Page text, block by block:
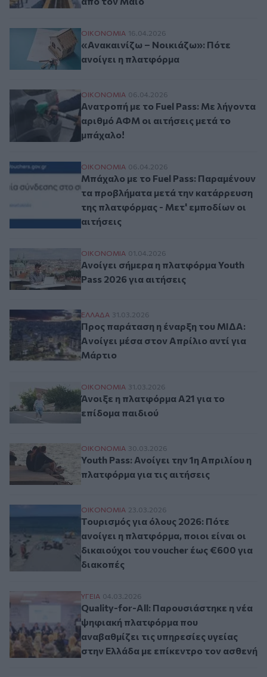
«Ανακαινίζω – Νοικιάζω»: Πότε ανοίγει
ΟΙΚΟΝΟΜΙΑ 16.04.2026
«Ανακαινίζω – Νοικιάζω»: Πότε
ανοίγει η πλατφόρμα
Ανατροπή με το Fuel Pass: Με λήγοντα
ΟΙΚΟΝΟΜΙΑ 06.04.2026
Ανατροπή με το Fuel Pass: Με λήγοντα
αριθμό ΑΦΜ οι αιτήσεις μετά το
μπάχαλο!
Μπάχαλο με το Fuel Pass: Παραμένουν τα
ΟΙΚΟΝΟΜΙΑ 06.04.2026
Μπάχαλο με το Fuel Pass: Παραμένουν
τα προβλήματα μετά την κατάρρευση
της πλατφόρμας - Μετ' εμποδίων οι
αιτήσεις
Ανοίγει σήμερα η πλατφόρμα Youth Pass
ΟΙΚΟΝΟΜΙΑ 01.04.2026
Ανοίγει σήμερα η πλατφόρμα Youth
Pass 2026 για αιτήσεις
Προς παράταση η έναρξη του ΜΙΔΑ:
ΕΛΛAΔΑ 31.03.2026
Προς παράταση η έναρξη του ΜΙΔΑ:
Aνοίγει μέσα στον Απρίλιο αντί για
Μάρτιο
Άνοιξε η πλατφόρμα Α21 για το επίδομα
ΟΙΚΟΝΟΜΙΑ 31.03.2026
Άνοιξε η πλατφόρμα Α21 για το
επίδομα παιδιού
Youth Pass: Ανοίγει την 1η Απριλίου η
ΟΙΚΟΝΟΜΙΑ 30.03.2026
Youth Pass: Ανοίγει την 1η Απριλίου η
πλατφόρμα για τις αιτήσεις
Τουρισμός για όλους 2026: Πότε ανοίγει
ΟΙΚΟΝΟΜΙΑ 23.03.2026
Τουρισμός για όλους 2026: Πότε
ανοίγει η πλατφόρμα, ποιοι είναι οι
δικαιούχοι του voucher έως €600 για
διακοπές
Quality-for-All: Παρουσιάστηκε η νέα
ΥΓΕΙΑ 04.03.2026
Quality-for-All: Παρουσιάστηκε η νέα
ψηφιακή πλατφόρμα που
αναβαθμίζει τις υπηρεσίες υγείας
στην Ελλάδα με επίκεντρο τον ασθενή